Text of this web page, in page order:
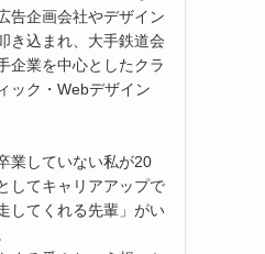
告企画会社やデザイン
き込まれ、大手鉄道会
企業を中心としたクラ
ック・Webデザイン
業していない私が20
してキャリアアップで
してくれる先輩」がい